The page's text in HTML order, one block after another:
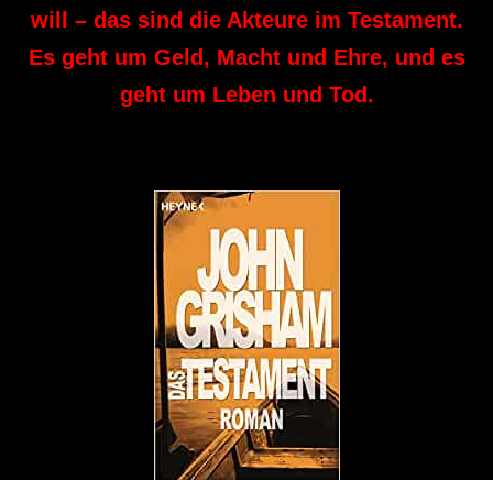
will – das sind die Akteure im Testament.
Es geht um Geld, Macht und Ehre, und es
geht um Leben und Tod.